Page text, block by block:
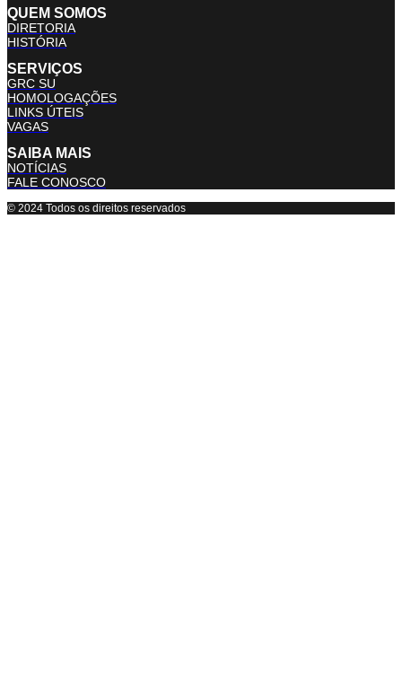
QUEM SOMOS
DIRETORIA
HISTÓRIA
SERVIÇOS
GRC SU
HOMOLOGAÇÕES
LINKS ÚTEIS
VAGAS
SAIBA MAIS
NOTÍCIAS
FALE CONOSCO
© 2024 Todos os direitos reservados